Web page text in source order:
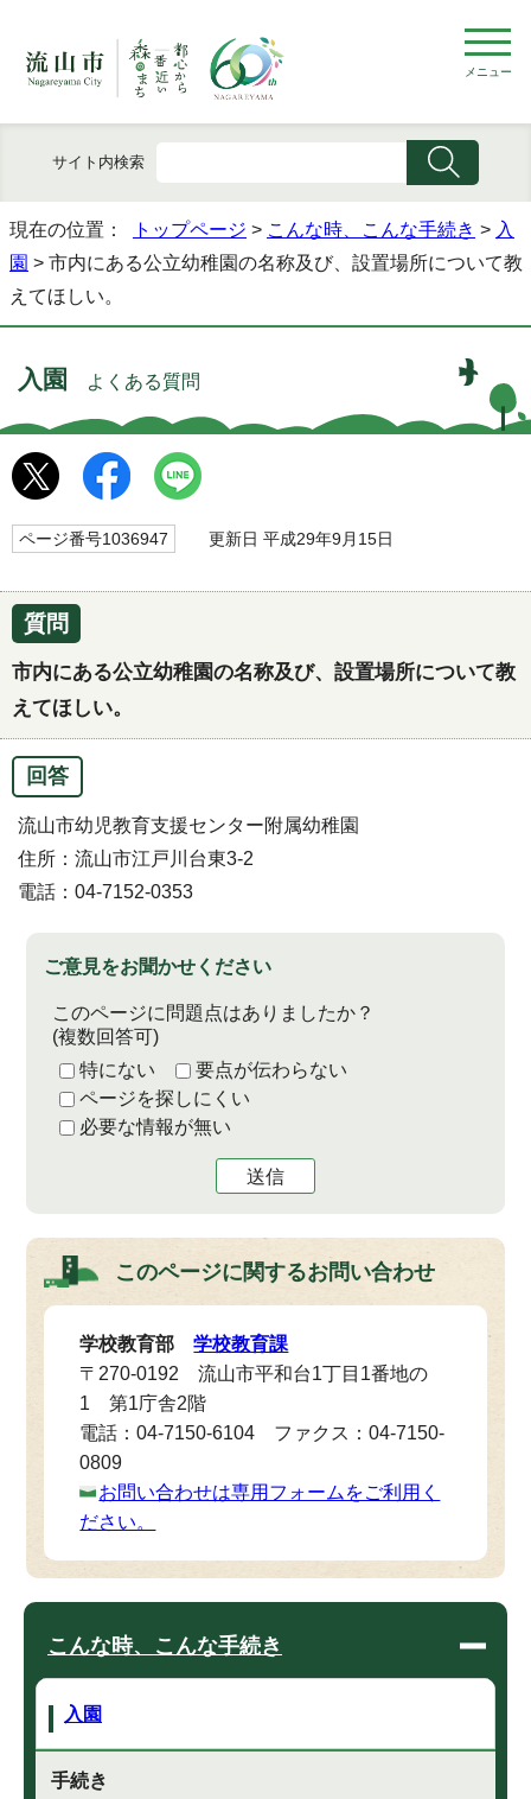
メニュー
サイト内検索
現在の位置： トップページ > こんな時、こんな手続き > 入
園 > 市内にある公立幼稚園の名称及び、設置場所について教
えてほしい。
入園 よくある質問
ページ番号1036947 更新日 平成29年9月15日
質問
市内にある公立幼稚園の名称及び、設置場所について教
えてほしい。
回答
流山市幼児教育支援センター附属幼稚園
住所：流山市江戸川台東3-2
電話：04-7152-0353
ご意見をお聞かせください
このページに問題点はありましたか？
(複数回答可)
特にない
要点が伝わらない
ページを探しにくい
必要な情報が無い
送信
このページに関するお問い合わせ
学校教育部学校教育課
〒270-0192 流山市平和台1丁目1番地の
1 第1庁舎2階
電話：04-7150-6104 ファクス：04-7150-
0809
お問い合わせは専用フォームをご利用く
ださい。
こんな時、こんな手続き
入園
手続き